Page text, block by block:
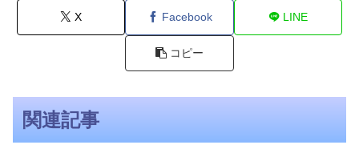
X Facebook LINE
コピー
関連記事